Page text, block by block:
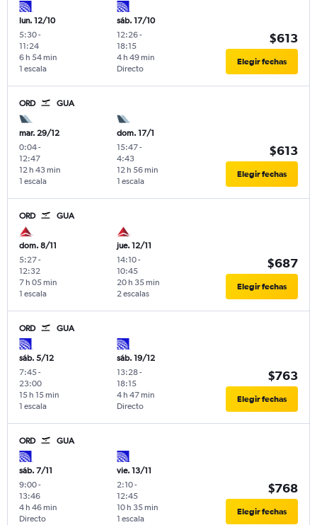
lun. 12/10
5:30-
11:24
1 escala
6 h 54 min
sáb. 17/10
12:26-
18:15
Directo
4 h 49 min
$613
Elegir fechas
ORD GUA
mar. 29/12
0:04-
12:47
1 escala
12 h 43 min
dom. 17/1
15:47-
4:43
1 escala
12 h 56 min
$613
Elegir fechas
ORD GUA
dom. 8/11
5:27-
12:32
1 escala
7 h 05 min
jue. 12/11
14:10-
10:45
2 escalas
20 h 35 min
$687
Elegir fechas
ORD GUA
sáb. 5/12
7:45-
23:00
1 escala
15 h 15 min
sáb. 19/12
13:28-
18:15
Directo
4 h 47 min
$763
Elegir fechas
ORD GUA
sáb. 7/11
9:00-
13:46
Directo
4 h 46 min
vie. 13/11
2:10-
12:45
1 escala
10 h 35 min
$768
Elegir fechas